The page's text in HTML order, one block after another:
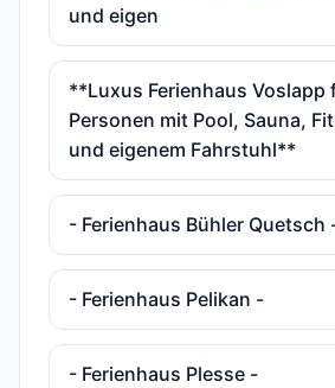
und eigen
**Luxus Ferienhaus Voslapp
Personen mit Pool, Sauna,
und eigenem Fahrstuhl**
- Ferienhaus Bühler Quetsch
- Ferienhaus Pelikan -
- Ferienhaus Plesse -